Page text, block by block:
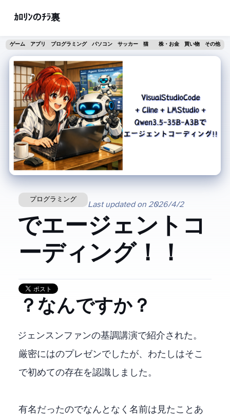
ｶﾛﾘﾝのﾁﾗ裏
ゲーム アプリ プログラミング パソコン サッカー 猫 株・お金 買い物 その他
プログラミング
Last updated on 2026/4/2
VisualStudioCode + Cline + LMStudio + Qwen3.5-35B-A3Bでエージェントコ
ーディング！！
OpenClaw？なんですか？
NVIDIA GTC ジェンスンファンの基調講演で紹介されたOpenClaw。
厳密にはNeMoClawのプレゼンでしたが、わたしはそこ
で初めてOpenClawの存在を認識しました。
有名だったのでなんとなく名前は見たことあ